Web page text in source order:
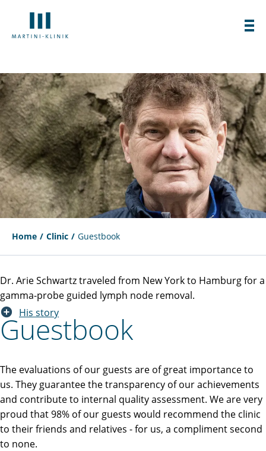
Home Clinic Guestbook
Dr. Arie Schwartz traveled from New York to Hamburg for a
gamma-probe guided lymph node removal.
His story
Guestbook
The evaluations of our guests are of great importance to
us. They guarantee the transparency of our achievements
and contribute to internal quality assessment. We are very
proud that 98% of our guests would recommend the clinic
to their friends and relatives - for us, a compliment second
to none.